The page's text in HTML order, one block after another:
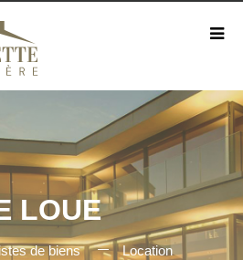
LOUE
de biens
Location